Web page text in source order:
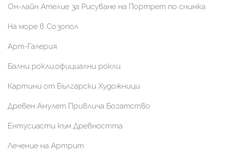
Он-лайн Ателие за Рисуване на Портрет по снимка
На море в Созопол
Арт-Галерия
Бални рокли,официални рокли
Картини от Български Художници
Древен Амулет Привлича Богатство
Ентусиасти към Древността
Лечение на Артрит